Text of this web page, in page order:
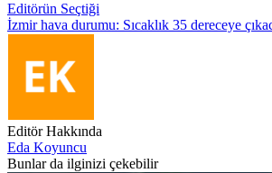
Editörün Seçtiği
İzmir hava durumu: Sıcaklık 35 dereceye
Editör Hakkında
Eda Koyuncu
Bunlar da ilginizi çekebilir